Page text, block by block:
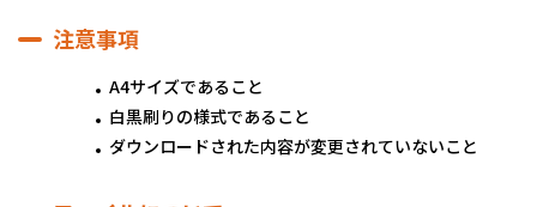
注意事項
A4サイズであること
白黒刷りの様式であること
ダウンロードされた内容が変更されていないこと